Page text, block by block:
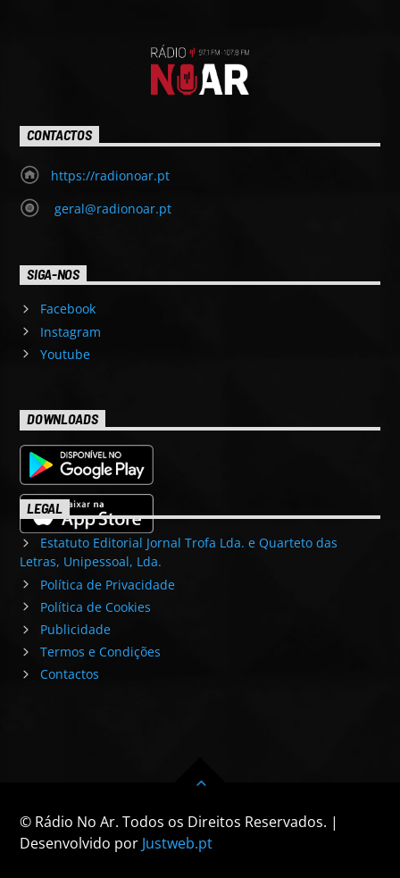
CONTACTOS
https://radionoar.pt
geral@radionoar.pt
SIGA-NOS
Facebook
Instagram
Youtube
DOWNLOADS
LEGAL
Estatuto Editorial Jornal Trofa Lda. e Quarteto das
Letras, Unipessoal, Lda.
Política de Privacidade
Política de Cookies
Publicidade
Termos e Condições
Contactos
© Rádio No Ar. Todos os Direitos Reservados. |
Desenvolvido por Justweb.pt